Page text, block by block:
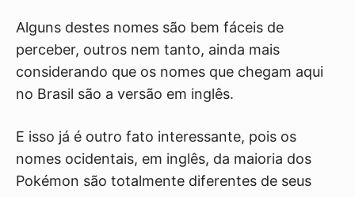
Alguns destes nomes são bem fáceis de
perceber, outros nem tanto, ainda mais
considerando que os nomes que chegam aqui
no Brasil são a versão em inglês.
E isso já é outro fato interessante, pois os
nomes ocidentais, em inglês, da maioria dos
Pokémon são totalmente diferentes de seus